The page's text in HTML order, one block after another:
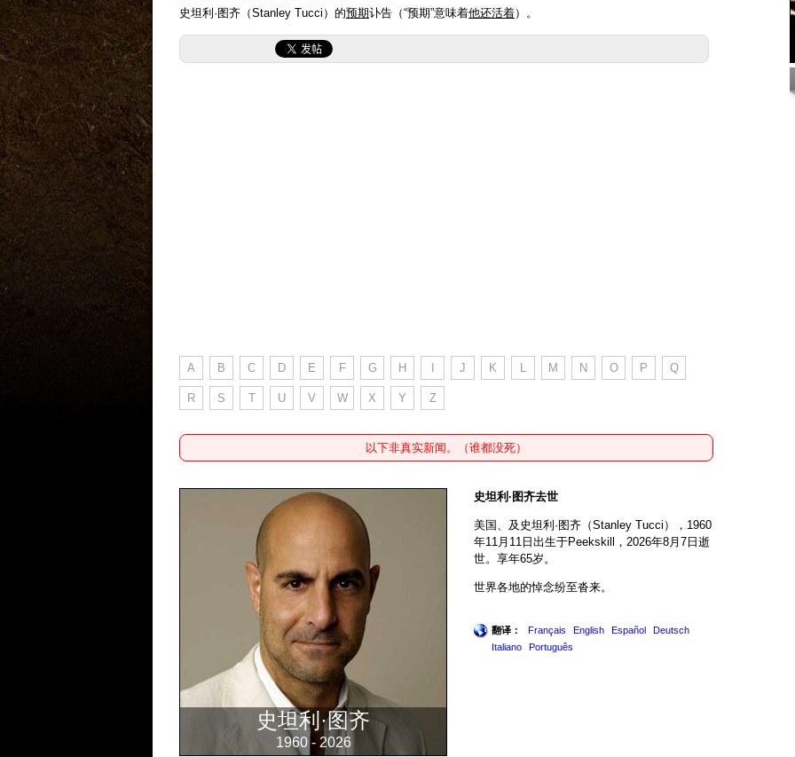
史坦利·图齐（Stanley Tucci）的预期讣告（“预期”意味着他还活着）。
A B C D E F G H J K L M N O P Q
R S T U V W X Y Z
以下非真实新闻。（谁都没死）
史坦利·图齐
1960 - 2026
史坦利·图齐去世
美国、及史坦利·图齐（Stanley Tucci），1960
年11月11日出生于Peekskill，2026年8月7日逝
世。享年65岁。
世界各地的悼念纷至沓来。
翻译： Français English Español
Deutsch
Italiano
Português